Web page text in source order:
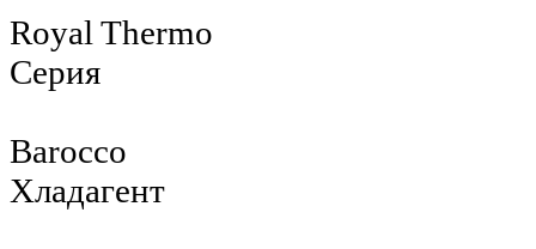
Royal Thermo
Серия
Barocco
Хладагент